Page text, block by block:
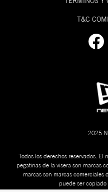
T&C
2025
Todos los derechos reservados.
pegatinas de la visera son marcas
marcas son marcas comerciales
puede ser